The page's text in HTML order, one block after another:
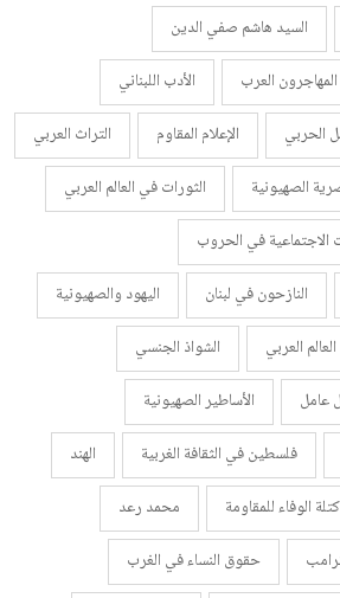
السيد هاشم صفي الدين
المهاجرون العرب
الأدب اللبناني
الحربي الإعلام المقاوم
التراث العربي
الصهيونية
الثورات في العالم العربي
الاجتماعية في الحروب
النازحون في لبنان
اليهود والصهيونية
العربي
الشواذ الجنسي
عامل
الأساطير الصهيونية
فلسطين في الثقافة الغربية
الهند
كتلة الوفاء للمقاومة
محمد رعد
حقوق النساء في الغرب